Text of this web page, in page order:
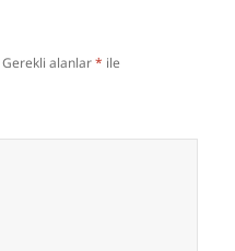
Gerekli alanlar* ile